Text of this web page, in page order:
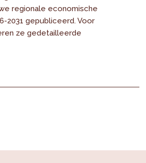
regionale economische
2031 gepubliceerd. Voor
ze gedetailleerde